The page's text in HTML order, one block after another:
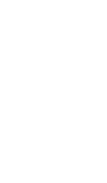
distinta a la
niveles de
e intercambio
de